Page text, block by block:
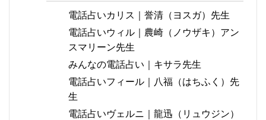
電話占いカリス｜誉清（ヨスガ）先生
電話占いウィル｜農崎（ノウザキ）アン
スマリーン先生
みんなの電話占い｜キサラ先生
電話占いフィール｜八福（はちふく）先
生
電話占いヴェルニ｜龍迅（リュウジン）